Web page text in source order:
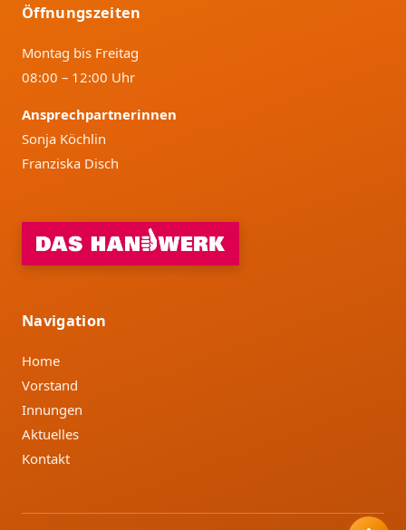
Öffnungszeiten
Montag bis Freitag
08:00 – 12:00 Uhr
Ansprechpartnerinnen
Sonja Köchlin
Franziska Disch
Navigation
Home
Vorstand
Innungen
Aktuelles
Kontakt